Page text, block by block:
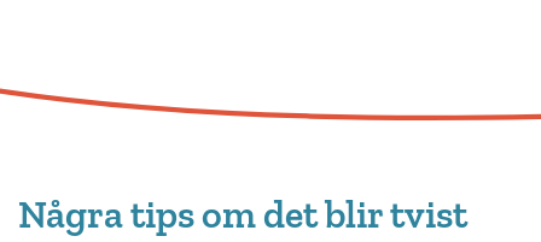
Några tips om det blir tvist